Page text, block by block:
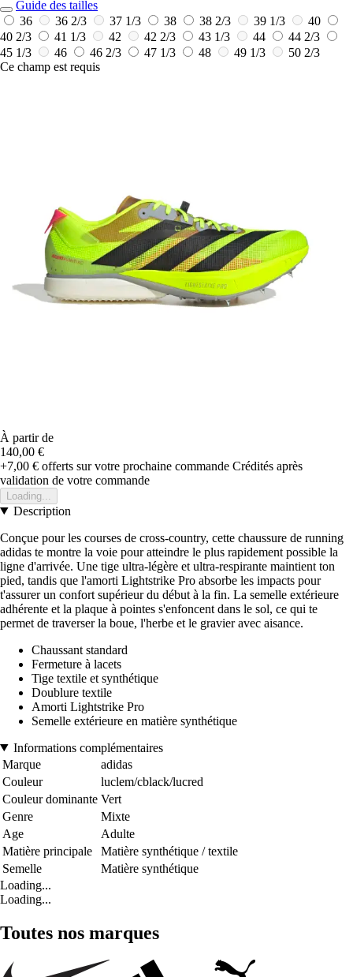
Guide des tailles
36
36 2/3 37 1/3 38 38 2/3 39 1/3
40
40 2/3
41 1/3 42 42 2/3 43 1/3 44
44 2/3
45 1/3
46 46 2/3 47 1/3 48 49 1/3
50 2/3
Ce champ est requis
À partir de
140,00 €
+7,00 € offerts sur votre prochaine commande Crédités après
validation de votre commande
Loading...
Description
Conçue pour les courses de cross-country, cette chaussure de running
adidas te montre la voie pour atteindre le plus rapidement possible la
ligne d'arrivée. Une tige ultra-légère et ultra-respirante maintient ton
pied, tandis que l'amorti Lightstrike Pro absorbe les impacts pour
t'assurer un confort supérieur du début à la fin. La semelle extérieure
adhérente et la plaque à pointes s'enfoncent dans le sol, ce qui te
permet de traverser la boue, l'herbe et le gravier avec aisance.
Chaussant standard
Fermeture à lacets
Tige textile et synthétique
Doublure textile
Amorti Lightstrike Pro
Semelle extérieure en matière synthétique
Informations complémentaires
Marque
adidas
Couleur
luclem/cblack/lucred
Couleur dominante Vert
Genre
Mixte
Age
Adulte
Matière principale
Matière synthétique / textile
Semelle
Matière synthétique
Loading...
Loading...
Toutes nos marques